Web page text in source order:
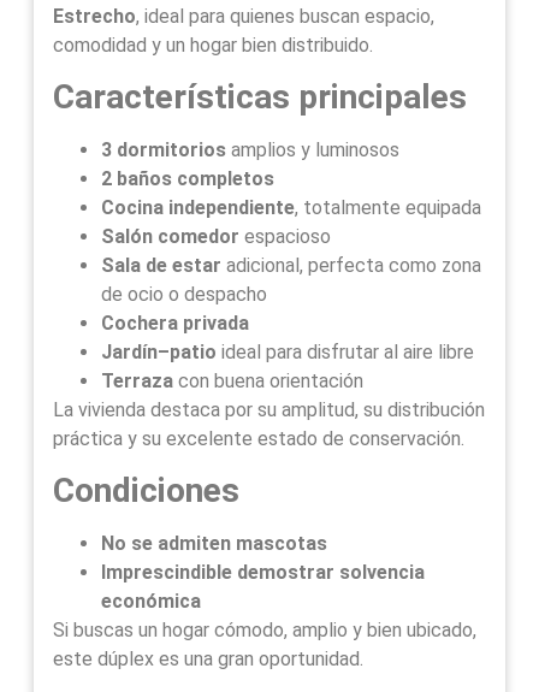
Estrecho, ideal para quienes buscan espacio,
comodidad y un hogar bien distribuido.
Características principales
3 dormitoriosamplios y luminosos
2 baños completos
Cocina independiente, totalmente equipada
Salón comedor espacioso
Sala de estar adicional, perfecta como zona
de ocio o despacho
Cochera privada
Jardín–patio ideal para disfrutar al aire libre
Terrazacon buena orientación
La vivienda destaca por su amplitud, su distribución
práctica y su excelente estado de conservación.
Condiciones
No se admiten mascotas
Imprescindible demostrar solvencia
económica
Si buscas un hogar cómodo, amplio y bien ubicado,
este dúplex es una gran oportunidad.